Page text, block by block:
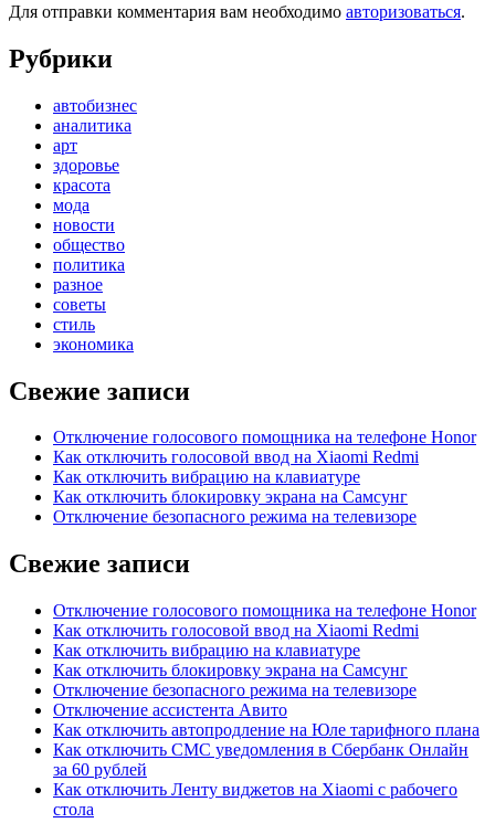
Для отправки комментария вам необходимо авторизоваться.
Рубрики
автобизнес
аналитика
арт
здоровье
красота
мода
новости
общество
политика
разное
советы
стиль
экономика
Свежие записи
Отключение голосового помощника на телефоне Honor
Как отключить голосовой ввод на Xiaomi Redmi
Как отключить вибрацию на клавиатуре
Как отключить блокировку экрана на Самсунг
Отключение безопасного режима на телевизоре
Свежие записи
Отключение голосового помощника на телефоне Honor
Как отключить голосовой ввод на Xiaomi Redmi
Как отключить вибрацию на клавиатуре
Как отключить блокировку экрана на Самсунг
Отключение безопасного режима на телевизоре
Отключение ассистента Авито
Как отключить автопродление на Юле тарифного плана
Как отключить СМС уведомления в Сбербанк Онлайн
за 60 рублей
Как отключить Ленту виджетов на Xiaomi с рабочего
стола